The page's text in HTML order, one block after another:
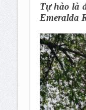
Tự hào là
Emeralda